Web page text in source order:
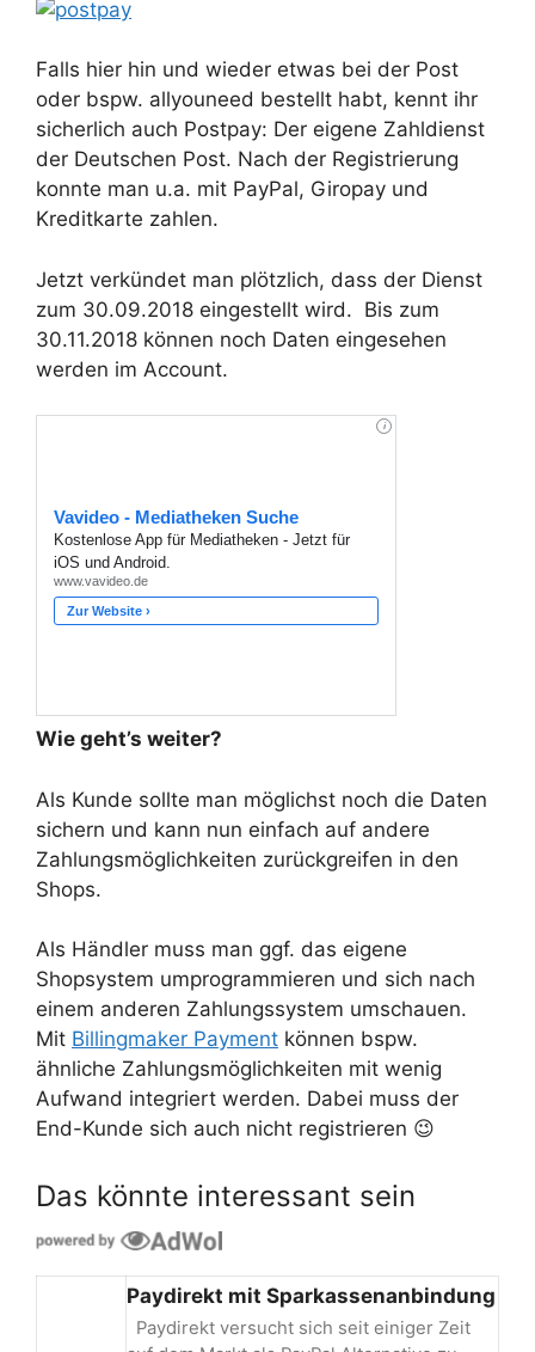
Falls hier hin und wieder etwas bei der Post
oder bspw. allyouneed bestellt habt, kennt ihr
sicherlich auch Postpay: Der eigene Zahldienst
der Deutschen Post. Nach der Registrierung
konnte man u.a. mit PayPal, Giropay und
Kreditkarte zahlen.
Jetzt verkündet man plötzlich, dass der Dienst
zum 30.09.2018 eingestellt wird. Bis zum
30.11.2018 können noch Daten eingesehen
werden im Account.
Wie geht’s weiter?
Als Kunde sollte man möglichst noch die Daten
sichern und kann nun einfach auf andere
Zahlungsmöglichkeiten zurückgreifen in den
Shops.
Als Händler muss man ggf. das eigene
Shopsystem umprogrammieren und sich nach
einem anderen Zahlungssystem umschauen.
Mit Billingmaker Payment können bspw.
ähnliche Zahlungsmöglichkeiten mit wenig
Aufwand integriert werden. Dabei muss der
End-Kunde sich auch nicht registrieren 😉
Das könnte interessant sein
Paydirekt mit Sparkassenanbindung
Paydirekt versucht sich seit einiger Zeit